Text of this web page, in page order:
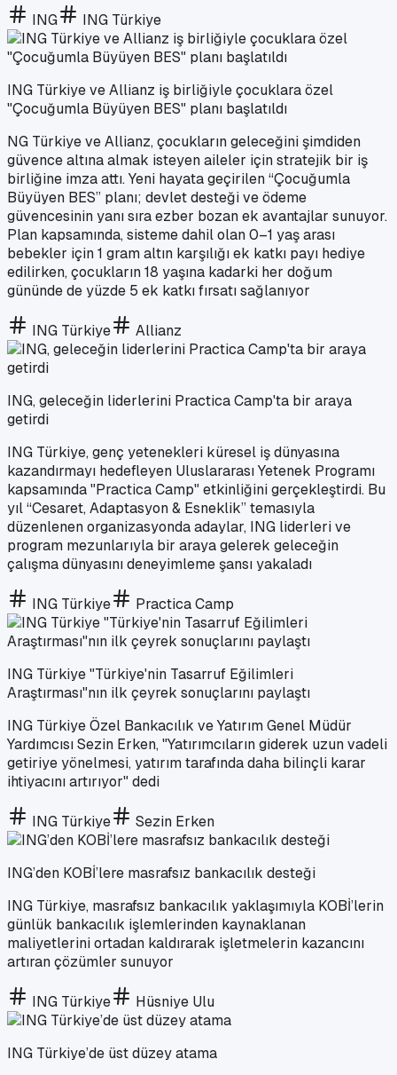
ING ING Türkiye
ING Türkiye ve Allianz iş birliğiyle çocuklara özel
"Çocuğumla Büyüyen BES" planı başlatıldı
NG Türkiye ve Allianz, çocukların geleceğini şimdiden
güvence altına almak isteyen aileler için stratejik bir iş
birliğine imza attı. Yeni hayata geçirilen “Çocuğumla
Büyüyen BES” planı; devlet desteği ve ödeme
güvencesinin yanı sıra ezber bozan ek avantajlar sunuyor.
Plan kapsamında, sisteme dahil olan 0–1 yaş arası
bebekler için 1 gram altın karşılığı ek katkı payı hediye
edilirken, çocukların 18 yaşına kadarki her doğum
gününde de yüzde 5 ek katkı fırsatı sağlanıyor
ING Türkiye Allianz
ING, geleceğin liderlerini Practica Camp'ta bir araya
getirdi
ING Türkiye, genç yetenekleri küresel iş dünyasına
kazandırmayı hedefleyen Uluslararası Yetenek Programı
kapsamında "Practica Camp" etkinliğini gerçekleştirdi. Bu
yıl “Cesaret, Adaptasyon & Esneklik” temasıyla
düzenlenen organizasyonda adaylar, ING liderleri ve
program mezunlarıyla bir araya gelerek geleceğin
çalışma dünyasını deneyimleme şansı yakaladı
ING Türkiye Practica Camp
ING Türkiye "Türkiye'nin Tasarruf Eğilimleri
Araştırması"nın ilk çeyrek sonuçlarını paylaştı
ING Türkiye Özel Bankacılık ve Yatırım Genel Müdür
Yardımcısı Sezin Erken, "Yatırımcıların giderek uzun vadeli
getiriye yönelmesi, yatırım tarafında daha bilinçli karar
ihtiyacını artırıyor" dedi
ING Türkiye Sezin Erken
ING’den KOBİ’lere masrafsız bankacılık desteği
ING Türkiye, masrafsız bankacılık yaklaşımıyla KOBİ’lerin
günlük bankacılık işlemlerinden kaynaklanan
maliyetlerini ortadan kaldırarak işletmelerin kazancını
artıran çözümler sunuyor
ING Türkiye Hüsniye Ulu
ING Türkiye’de üst düzey atama